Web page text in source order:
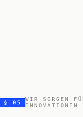
§ 05
WIR SORGEN
INNOVATIONEN